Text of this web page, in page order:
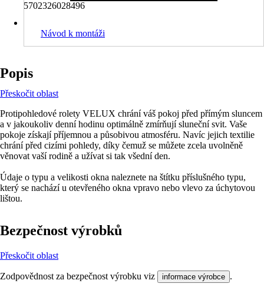
5702326028496
Návod k montáži
Popis
Přeskočit oblast
Protipohledové rolety VELUX chrání váš pokoj před přímým sluncem
a v jakoukoliv denní hodinu optimálně zmírňují sluneční svit. Vaše
pokoje získají příjemnou a působivou atmosféru. Navíc jejich textilie
chrání před cizími pohledy, díky čemuž se můžete zcela uvolněně
věnovat vaší rodině a užívat si tak všední den.
Údaje o typu a velikosti okna naleznete na štítku příslušného typu,
který se nachází u otevřeného okna vpravo nebo vlevo za úchytovou
lištou.
Bezpečnost výrobků
Přeskočit oblast
Zodpovědnost za bezpečnost výrobku viz informace výrobce .